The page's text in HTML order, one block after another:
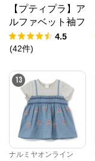
【プティプラ】ア
ルファベット袖フ
リルTシャツ
4.5
(42件)
13
ナルミヤオンライン